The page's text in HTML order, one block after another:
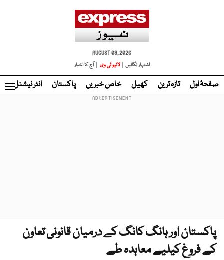
AUGUST 08, 2026
اشتہار لگائیں |
لائیو ٹی وی | آج کا اخبار
صفحۂ اول تازہ ترین کھیل خاص خبریں پاکستان انٹر نیشنل
پاکستان اور ہانگ کانگ کے درمیان قانونی تعاون
کے فروغ کیلیے معاہدہ طے